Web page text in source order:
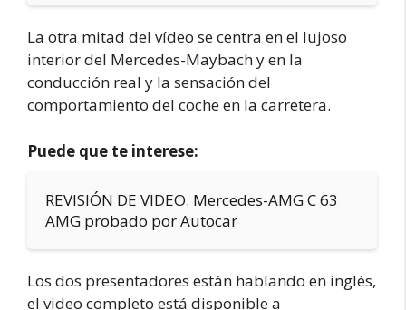
La otra mitad del vídeo se centra en el lujoso
interior del Mercedes-Maybach y en la
conducción real y la sensación del
comportamiento del coche en la carretera.
Puede que te interese:
REVISIÓN DE VIDEO. Mercedes-AMG C 63
AMG probado por Autocar
Los dos presentadores están hablando en inglés,
el video completo está disponible a